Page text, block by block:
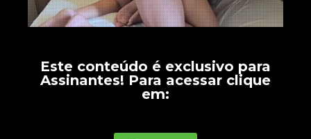
Este conteúdo é exclusivo para
Assinantes! Para acessar clique
em: